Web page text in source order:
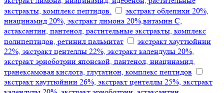
экстракты, комплекс пептидов.
экстракт облепихи 20%,
ниацинамид 20%, экстракт лимона 20%,витамин С,
астаксантин, пантенол, растительные экстракты, комплекс
полипептидов, ретинил пальмитат
экстракт хауттюйнии
22%, экстракт центеллы 22%, экстракт календулы 20%,
экстракт эриоботрии японской, пантенол, ниацинамид,
транексамовая кислота, глутатион, комплекс пептидов
экстракт хауттюйнии 26%, экстракт центеллы 25%, экстракт